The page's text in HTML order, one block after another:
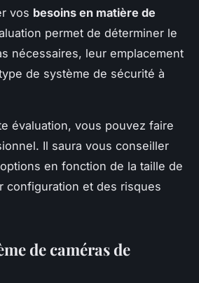
vos besoins en matière de
permet de déterminer le
nécessaires, leur emplacement
de système de sécurité à
évaluation, vous pouvez faire
Il saura vous conseiller
en fonction de la taille de
configuration et des risques
de caméras de